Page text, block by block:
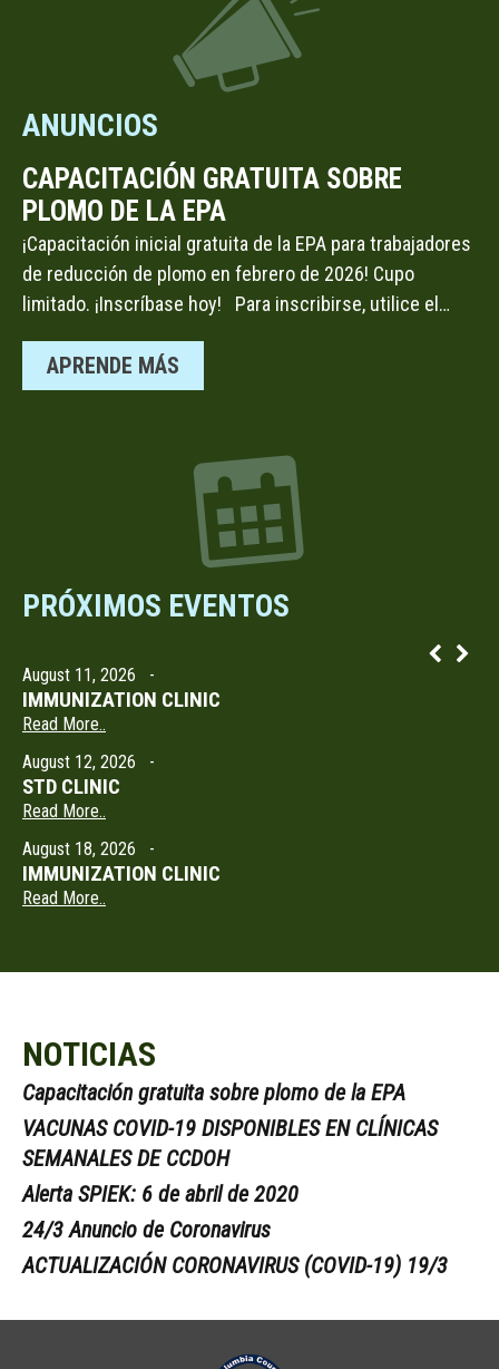
ANUNCIOS
CAPACITACIÓN GRATUITA SOBRE
PLOMO DE LA EPA
¡Capacitación inicial gratuita de la EPA para trabajadores
de reducción de plomo en febrero de 2026! Cupo
limitado. ¡Inscríbase hoy! Para inscribirse, utilice el…
APRENDE MÁS
PRÓXIMOS EVENTOS
August 11, 2026 -
IMMUNIZATION CLINIC
Read More..
August 12, 2026
-
STD CLINIC
Read More..
August 18, 2026
-
IMMUNIZATION CLINIC
Read More..
NOTICIAS
Capacitación gratuita sobre plomo de la EPA
VACUNAS COVID-19 DISPONIBLES EN CLÍNICAS
SEMANALES DE CCDOH
Alerta SPIEK: 6 de abril de 2020
24/3 Anuncio de Coronavirus
ACTUALIZACIÓN CORONAVIRUS (COVID-19) 19/3